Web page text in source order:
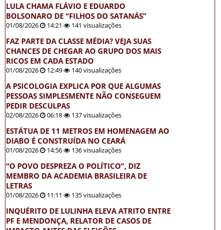
LULA CHAMA FLÁVIO E EDUARDO
BOLSONARO DE “FILHOS DO SATANÁS”
01/08/2026 14:21 141 visualizações
FAZ PARTE DA CLASSE MÉDIA? VEJA SUAS
CHANCES DE CHEGAR AO GRUPO DOS MAIS
RICOS EM CADA ESTADO
01/08/2026 12:49 140 visualizações
A PSICOLOGIA EXPLICA POR QUE ALGUMAS
PESSOAS SIMPLESMENTE NÃO CONSEGUEM
PEDIR DESCULPAS
02/08/2026 06:18 137 visualizações
ESTÁTUA DE 11 METROS EM HOMENAGEM AO
DIABO É CONSTRUÍDA NO CEARÁ
01/08/2026 14:56 136 visualizações
“O POVO DESPREZA O POLÍTICO”, DIZ
MEMBRO DA ACADEMIA BRASILEIRA DE
LETRAS
01/08/2026 11:11 135 visualizações
INQUÉRITO DE LULINHA ELEVA ATRITO ENTRE
PF E MENDONÇA, RELATOR DE CASOS DE